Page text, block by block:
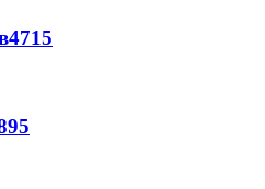
4715